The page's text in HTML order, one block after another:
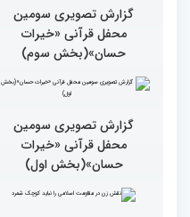
گزارش تصویری حواشی روز
پنجم چهلمین دوره مسابقات
بین المللی قرآن کریم